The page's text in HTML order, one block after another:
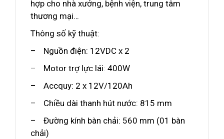
hợp cho nhà xưởng, bệnh viện, trung tâm
thương mại…
Thông số kỹ thuật:
– Nguồn điện: 12VDC x 2
– Motor trợ lực lái: 400W
– Accquy: 2 x 12V/120Ah
– Chiều dài thanh hút nước: 815 mm
– Đường kính bàn chải: 560 mm (01 bàn
chải)